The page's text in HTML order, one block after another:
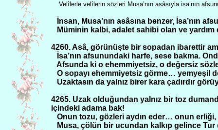
Velîlerle velîlerin sözleri Musa’nın asâsıyla isa’nın
İnsan, Musa’nın asâsına benzer, İsa’nın
Müminin kalbi, adalet sahibi olan ve yardım
4260. Asâ, görünüşte bir sopadan ibarettir
İsa’nın afsunundaki harfe, sese bakma.
Afsunda ki o ehemmiyetsiz, o değersiz
O sopayı ehemmiyetsiz görme… yemyeşil
Uzaktasın da yalnız birer kara çadırdır
4265. Uzak olduğundan yalnız bir toz
içindeki adama bak!
Onun tozu, gözleri aydın eder… onun
Musa, çölün bir ucundan kalkıp gelince